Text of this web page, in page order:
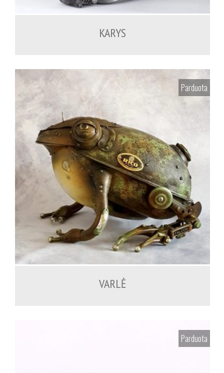
KARYS
Parduota
VARLĖ
Parduota